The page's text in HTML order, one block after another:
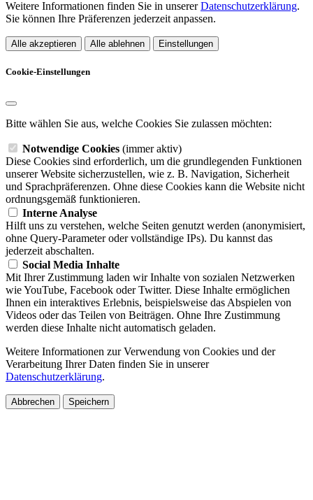
Weitere Informationen finden Sie in unsererDatenschutzerklärung.
Sie können Ihre Präferenzen jederzeit anpassen.
Alle akzeptieren Alle ablehnen Einstellungen
Cookie-Einstellungen
Bitte wählen Sie aus, welche Cookies Sie zulassen möchten:
Notwendige Cookies (immer aktiv)
Diese Cookies sind erforderlich, um die grundlegenden Funktionen
unserer Website sicherzustellen, wie z. B. Navigation, Sicherheit
und Sprachpräferenzen. Ohne diese Cookies kann die Website nicht
ordnungsgemäß funktionieren.
Interne Analyse
Hilft uns zu verstehen, welche Seiten genutzt werden (anonymisiert,
ohne Query-Parameter oder vollständige IPs). Du kannst das
jederzeit abschalten.
Social Media Inhalte
Mit Ihrer Zustimmung laden wir Inhalte von sozialen Netzwerken
wie YouTube, Facebook oder Twitter. Diese Inhalte ermöglichen
Ihnen ein interaktives Erlebnis, beispielsweise das Abspielen von
Videos oder das Teilen von Beiträgen. Ohne Ihre Zustimmung
werden diese Inhalte nicht automatisch geladen.
Weitere Informationen zur Verwendung von Cookies und der
Verarbeitung Ihrer Daten finden Sie in unserer
Datenschutzerklärung.
Abbrechen Speichern